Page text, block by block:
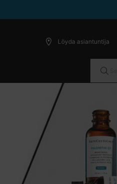
Löyda asiantuntija